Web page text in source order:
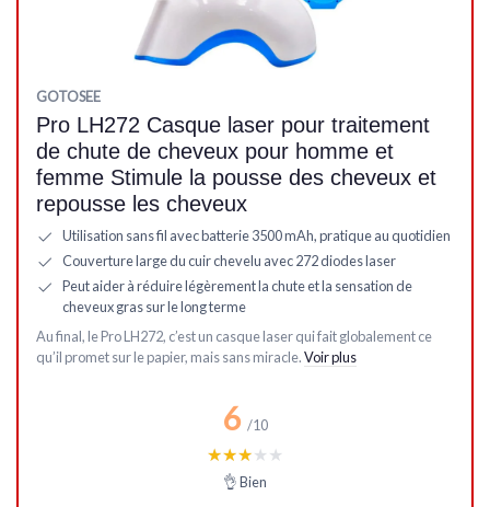
GOTOSEE
Pro LH272 Casque laser pour traitement
de chute de cheveux pour homme et
femme Stimule la pousse des cheveux et
repousse les cheveux
Utilisation sans fil avec batterie 3500 mAh, pratique au quotidien
Couverture large du cuir chevelu avec 272 diodes laser
Peut aider à réduire légèrement la chute et la sensation de
cheveux gras sur le long terme
Au final, le Pro LH272, c’est un casque laser qui fait globalement ce
qu’il promet sur le papier, mais sans miracle.Voir plus
6 /10
★★★★★
★★★★★
👌 Bien